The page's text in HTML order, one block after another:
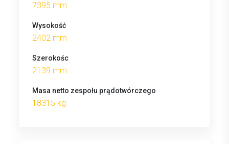
7395 mm
Wysokość
2402 mm
Szerokośc
2139 mm
Masa netto zespołu prądotwórczego
18315 kg